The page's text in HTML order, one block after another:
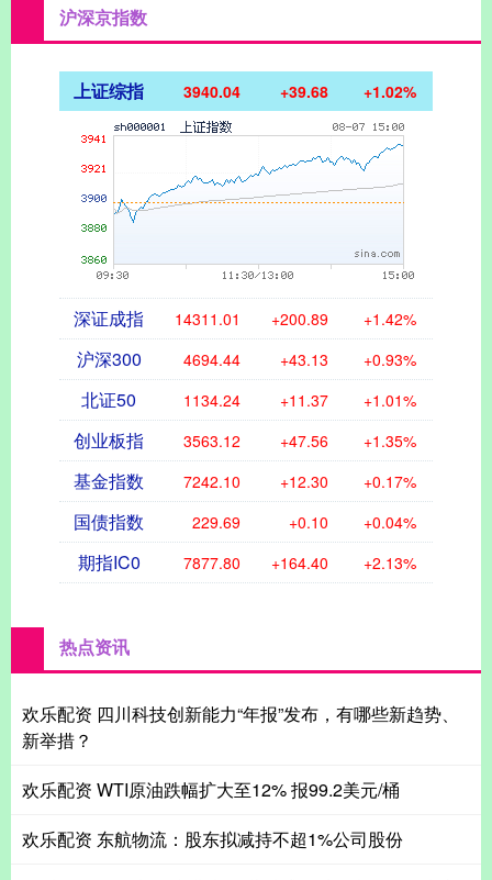
沪深京指数
上证综指 3940.04 +39.68 +1.02%
深证成指 14311.01 +200.89 +1.42%
沪深300 4694.44 +43.13 +0.93%
北证50 1134.24 +11.37 +1.01%
创业板指 3563.12 +47.56 +1.35%
基金指数 7242.10 +12.30 +0.17%
国债指数 229.69 +0.10 +0.04%
期指IC0 7877.80 +164.40 +2.13%
热点资讯
欢乐配资 四川科技创新能力“年报”发布，有哪些新趋势、
新举措？
欢乐配资 WTI原油跌幅扩大至12% 报99.2美元/桶
欢乐配资 东航物流：股东拟减持不超1%公司股份